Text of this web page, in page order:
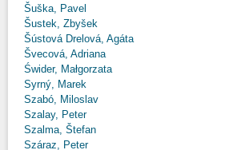
Šuška, Pavel
Šustek, Zbyšek
Šústová Drelová, Agáta
Švecová, Adriana
Świder, Małgorzata
Syrný, Marek
Szabó, Miloslav
Szalay, Peter
Szalma, Štefan
Száraz, Peter